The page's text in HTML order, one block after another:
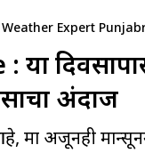
Weather Expert
अंदाज
अजूनही मान्सूनने